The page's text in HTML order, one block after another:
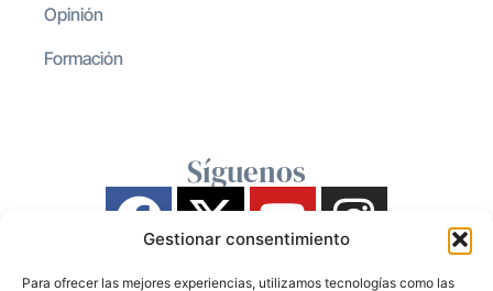
Gestionar consentimiento
Para ofrecer las mejores experiencias, utilizamos tecnologías como las
Opinión
Formación
Síguenos